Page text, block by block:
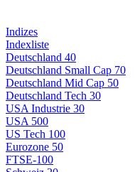
Indizes
Indexliste
Deutschland 40
Deutschland Small Cap 70
Deutschland Mid Cap 50
Deutschland Tech 30
USA Industrie 30
USA 500
US Tech 100
Eurozone 50
FTSE-100